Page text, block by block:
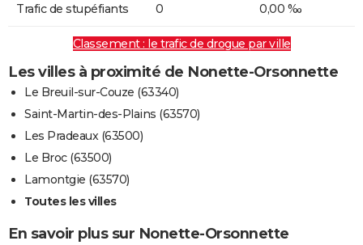
Trafic de stupéfiants 0 0,00 ‰
Classement : le trafic de drogue par ville
Les villes à proximité de Nonette-Orsonnette
Le Breuil-sur-Couze (63340)
Saint-Martin-des-Plains (63570)
Les Pradeaux (63500)
Le Broc (63500)
Lamontgie (63570)
Toutes les villes
En savoir plus sur Nonette-Orsonnette